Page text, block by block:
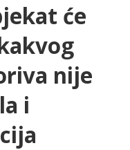
će
nije
i